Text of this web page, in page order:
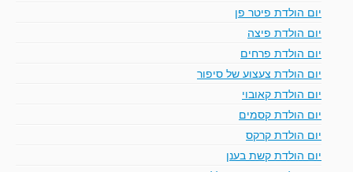
יום הולדת פיטר פן
יום הולדת פיצה
יום הולדת פרחים
יום הולדת צעצוע של סיפור
יום הולדת קאובוי
יום הולדת קסמים
יום הולדת קרקס
יום הולדת קשת בענן